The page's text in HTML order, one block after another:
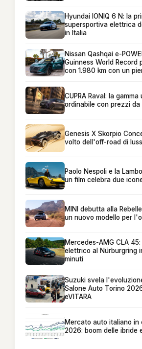
Hyundai IONIQ 6 N: la
supersportiva elettrica
in Italia
Nissan Qashqai e-
Guinness World Record
con 1.980 km con un
CUPRA Raval: la
ordinabile con prezzi da
Genesis X Skorpio
volto dell'off-road di
Paolo Nespoli e la
un film celebra due
MINI debutta alla
un nuovo modello per
Mercedes-AMG CLA
elettrico al Nürburgring
minuti
Suzuki svela
Salone Auto Torino
eVITARA
Mercato auto italiano in
2026: boom delle ibride